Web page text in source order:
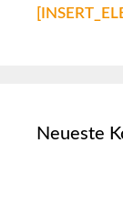
Neueste